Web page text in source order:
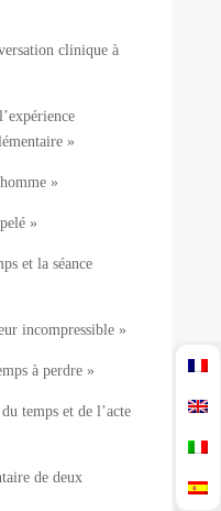
clinique à
»
»
»
et la séance
incompressible »
à perdre »
temps et de l’acte
de deux